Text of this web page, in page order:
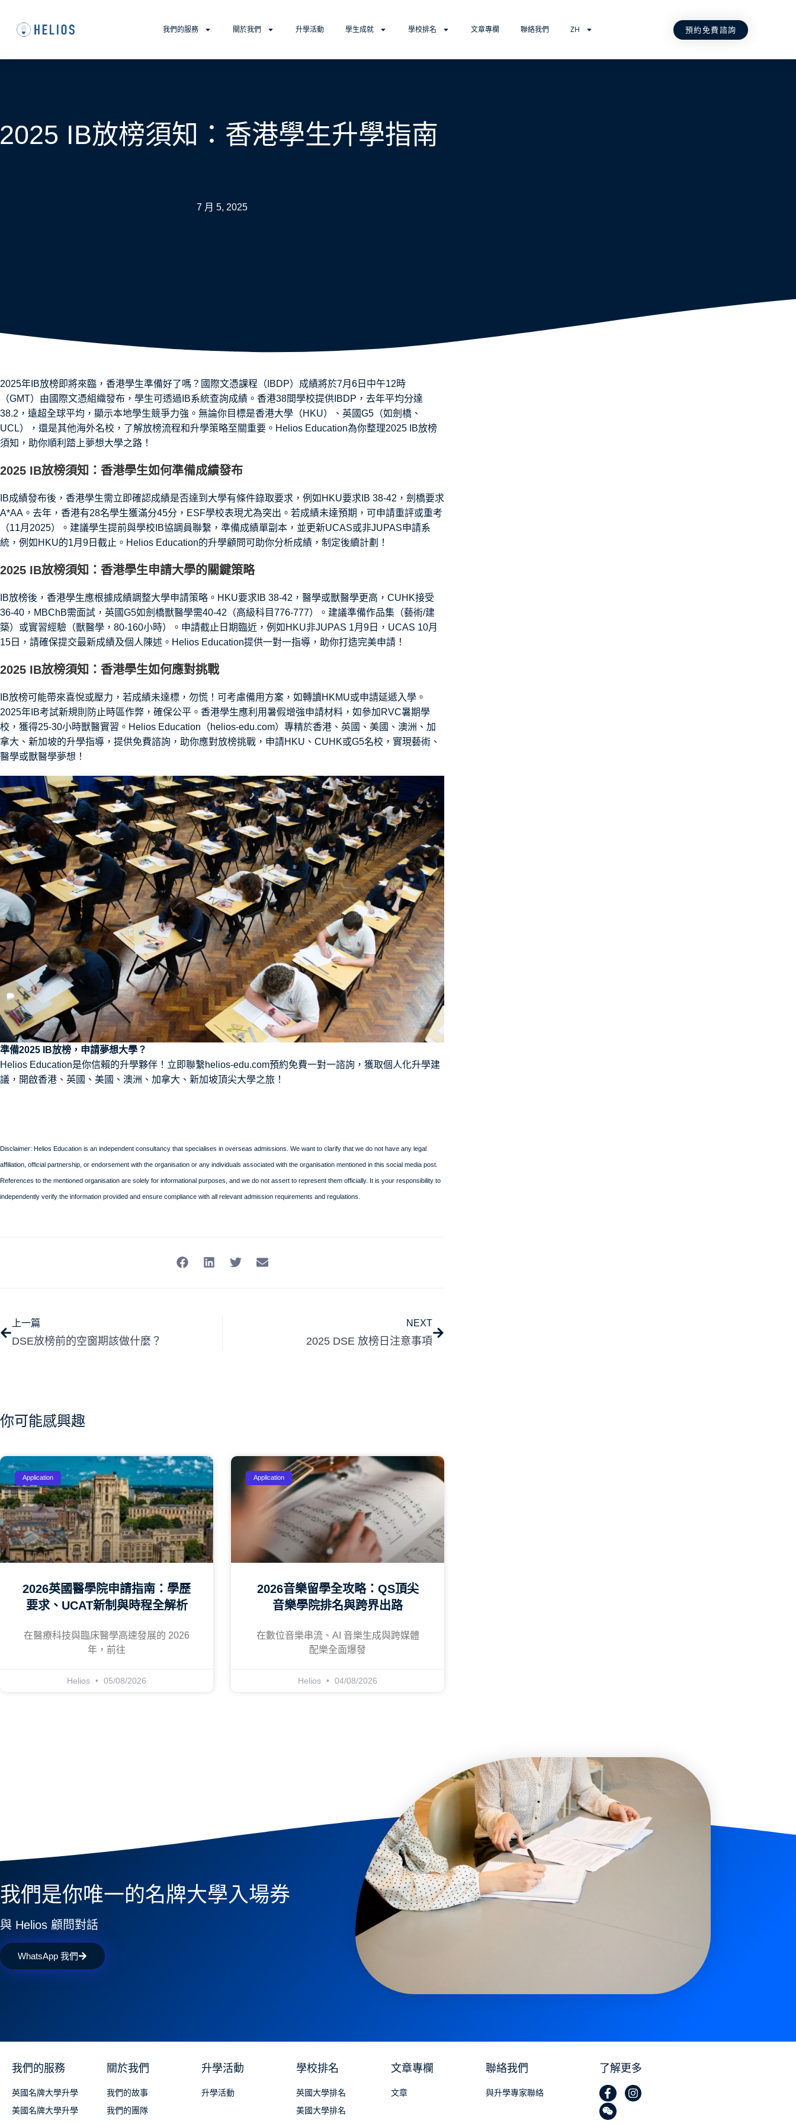
我們的服務 關於我們 升學活動 學生成就 學校排名 文章專欄 聯絡我們 ZH 預約免費諮詢
IB放榜須知：香港學生升學指南
7 月 5, 2025
2025年IB放榜即將來臨，香港學生準備好了嗎？國際文憑課程（IBDP）成績將於7月6日中午12時
（GMT）由國際文憑組織發布，學生可透過IB系統查詢成績。香港38間學校提供IBDP，去年平均分達
38.2，遠超全球平均，顯示本地學生競爭力強。無論你目標是香港大學（HKU）、英國G5（如劍橋、
UCL），還是其他海外名校，了解放榜流程和升學策略至關重要。Helios Education為你整理2025 IB放榜
須知，助你順利踏上夢想大學之路！
2025 IB放榜須知：香港學生如何準備成績發布
IB成績發布後，香港學生需立即確認成績是否達到大學有條件錄取要求，例如HKU要求IB 38-42，劍橋要求
A*AA。去年，香港有28名學生獲滿分45分，ESF學校表現尤為突出。若成績未達預期，可申請重評或重考
（11月2025）。建議學生提前與學校IB協調員聯繫，準備成績單副本，並更新UCAS或非JUPAS申請系
統，例如HKU的1月9日截止。Helios Education的升學顧問可助你分析成績，制定後續計劃！
2025 IB放榜須知：香港學生申請大學的關鍵策略
IB放榜後，香港學生應根據成績調整大學申請策略。HKU要求IB 38-42，醫學或獸醫學更高，CUHK接受
36-40，MBChB需面試，英國G5如劍橋獸醫學需40-42（高級科目776-777）。建議準備作品集（藝術/建
築）或實習經驗（獸醫學，80-160小時）。申請截止日期臨近，例如HKU非JUPAS 1月9日，UCAS 10月
15日，請確保提交最新成績及個人陳述。Helios Education提供一對一指導，助你打造完美申請！
2025 IB放榜須知：香港學生如何應對挑戰
IB放榜可能帶來喜悅或壓力，若成績未達標，勿慌！可考慮備用方案，如轉讀HKMU或申請延遞入學。
2025年IB考試新規則防止時區作弊，確保公平。香港學生應利用暑假增強申請材料，如參加RVC暑期學
校，獲得25-30小時獸醫實習。Helios Education（helios-edu.com）專精於香港、英國、美國、澳洲、加
拿大、新加坡的升學指導，提供免費諮詢，助你應對放榜挑戰，申請HKU、CUHK或G5名校，實現藝術、
醫學或獸醫學夢想！
準備2025 IB放榜，申請夢想大學？
Helios Education是你信賴的升學夥伴！立即聯繫helios-edu.com預約免費一對一諮詢，獲取個人化升學建
議，開啟香港、英國、美國、澳洲、加拿大、新加坡頂尖大學之旅！
Disclaimer: Helios Education is an independent consultancy that specialises in overseas admissions. We want to clarify that we do not have any legal
affiliation, official partnership, or endorsement with the organisation or any individuals associated with the organisation mentioned in this social media post.
References to the mentioned organisation are solely for informational purposes, and we do not assert to represent them officially. It is your responsibility to
independently verify the information provided and ensure compliance with all relevant admission requirements and regulations.
上一篇
DSE放榜前的空窗期該做什麼？
NEXT
2025 DSE 放榜日注意事項
你可能感興趣
Application
2026英國醫學院申請指南：學歷
要求、UCAT新制與時程全解析
在醫療科技與臨床醫學高速發展的 2026
年，前往
Helios 05/08/2026
Application
2026音樂留學全攻略：QS頂尖
音樂學院排名與跨界出路
在數位音樂串流、AI 音樂生成與跨媒體
配樂全面爆發
Helios 04/08/2026
我們是你唯一的名牌大學入場券
與 Helios 顧問對話
WhatsApp 我們
我們的服務
英國名牌大學升學
美國名牌大學升學
關於我們
我們的故事
我們的團隊
升學活動
升學活動
學校排名
英國大學排名
美國大學排名
文章專欄
文章
聯絡我們
與升學專家聯絡
了解更多